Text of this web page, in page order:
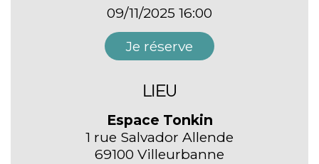
09/11/2025 16:00
Je réserve
LIEU
Espace Tonkin
1 rue Salvador Allende
69100 Villeurbanne